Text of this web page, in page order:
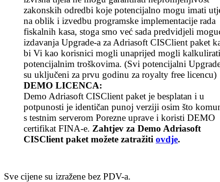
zakonskih odredbi koje potencijalno mogu imati
na oblik i izvedbu programske implementacije rada
fiskalnih kasa, stoga smo već sada predvidjeli
izdavanja Upgrade-a za Adriasoft CISClient paket
bi Vi kao korisnici mogli unaprijed mogli
potencijalnim troškovima. (Svi potencijalni
su uključeni za prvu godinu za royalty free licencu)
DEMO LICENCA:
Demo Adriasoft CISClient paket je besplatan i u
potpunosti je identičan punoj verziji osim što
s testnim serverom Porezne uprave i koristi DEMO
certifikat FINA-e. Zahtjev za Demo Adriasoft
CISClient paket možete zatražiti ovdje.
Sve cijene su izražene bez PDV-a.